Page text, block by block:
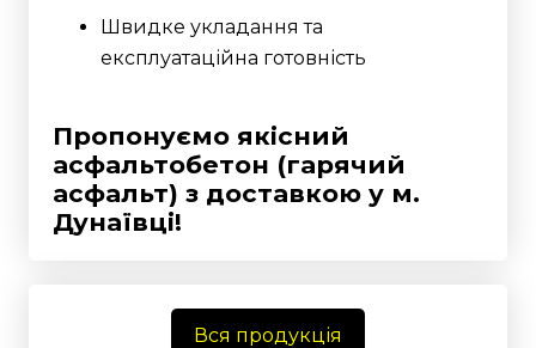
Швидке укладання та
експлуатаційна готовність
Пропонуємо якісний
асфальтобетон (гарячий
асфальт) з доставкою у м.
Дунаївці!
Вся продукція